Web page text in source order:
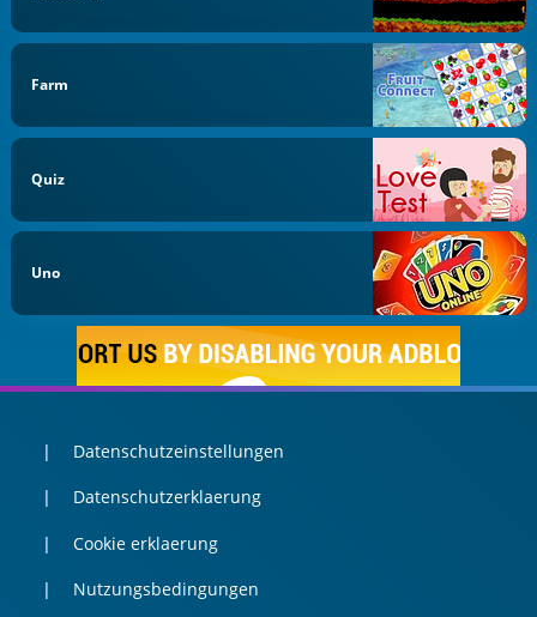
Farm
Quiz
Uno
Datenschutzeinstellungen
Datenschutzerklaerung
Cookie erklaerung
Nutzungsbedingungen